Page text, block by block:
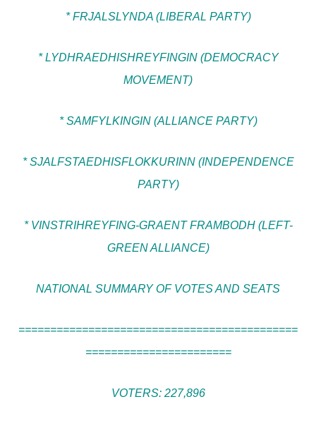
* FRJALSLYNDA (LIBERAL PARTY)
* LYDHRAEDHISHREYFINGIN (DEMOCRACY
MOVEMENT)
* SAMFYLKINGIN (ALLIANCE PARTY)
* SJALFSTAEDHISFLOKKURINN (INDEPENDENCE
PARTY)
* VINSTRIHREYFING-GRAENT FRAMBODH (LEFT-
GREEN ALLIANCE)
NATIONAL SUMMARY OF VOTES AND SEATS
============================================
=======================
VOTERS: 227,896